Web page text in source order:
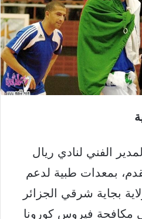
الفني لنادي ريال
بمعدات طبية لدعم
بجاية شرقي الجزائر
فيروس كورونا